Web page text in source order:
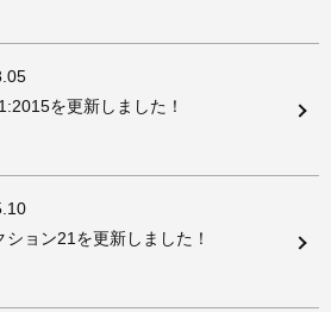
を更新しました！
ション21を更新しました！